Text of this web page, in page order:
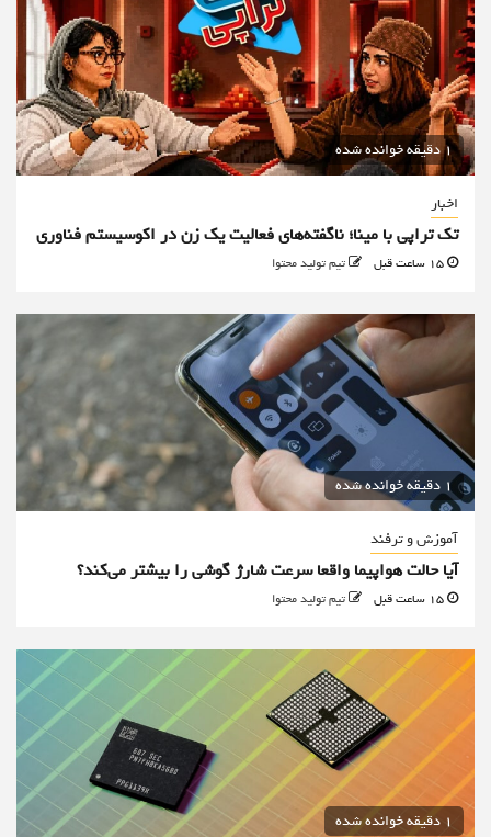
1 دقیقه خوانده شده
اخبار
تک تراپی با مینا؛ ناگفته‌های فعالیت یک زن در اکوسیستم فناوری
تیم تولید محتوا
1 دقیقه خوانده شده
آموزش و ترفند
آیا حالت هواپیما واقعا سرعت شارژ گوشی را بیشتر می‌کند؟
تیم تولید محتوا
1 دقیقه خوانده شده